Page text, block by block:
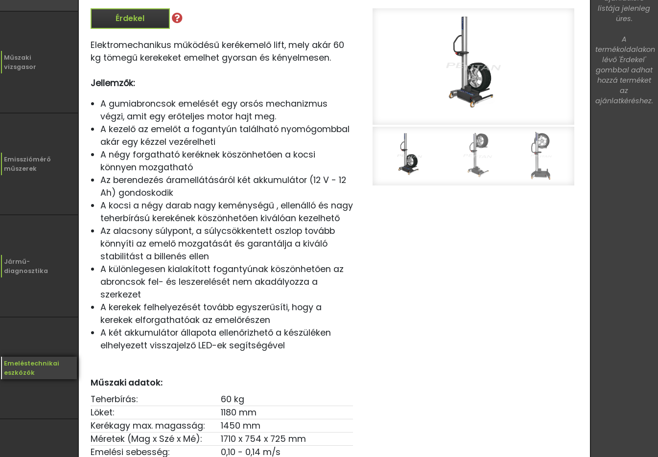
Műszaki
vizsgasor
Emissziómérő
műszerek
Jármű-
diagnosztika
Emeléstechnikai
eszközök
Érdekel
Elektromechanikus működésű kerékemelő lift, mely akár 60
kg tömegű kerekeket emelhet gyorsan és kényelmesen.
Jellemzők:
A gumiabroncsok emelését egy orsós mechanizmus
végzi, amit egy erőteljes motor hajt meg.
A kezelő az emelőt a fogantyún található nyomógombbal
akár egy kézzel vezérelheti
A négy forgatható keréknek köszönhetően a kocsi
könnyen mozgatható
Az berendezés áramellátásáról két akkumulátor (12 V - 12
Ah) gondoskodik
A kocsi a négy darab nagy keménységű , ellenálló és nagy
teherbírású kerekének köszönhetően kiválóan kezelhető
Az alacsony súlypont, a súlycsökkentett oszlop tovább
könnyíti az emelő mozgatását és garantálja a kiváló
stabilitást a billenés ellen
A különlegesen kialakított fogantyúnak köszönhetően az
abroncsok fel- és leszerelését nem akadályozza a
szerkezet
A kerekek felhelyezését tovább egyszerűsíti, hogy a
kerekek elforgathatóak az emelőrészen
A két akkumulátor állapota ellenőrizhető a készüléken
elhelyezett visszajelző LED-ek segítségével
Műszaki adatok:
Teherbírás:
60 kg
Löket:
1180 mm
Kerékagy max. magasság:
1450 mm
Méretek (Mag x Szé x Mé):
1710 x 754 x 725 mm
Emelési sebesség:
0,10 - 0,14 m/s
listája jelenleg
üres.
A
termékoldalakon
lévő 'Érdekel'
gombbal adhat
hozzá terméket
az
ajánlatkéréshez.